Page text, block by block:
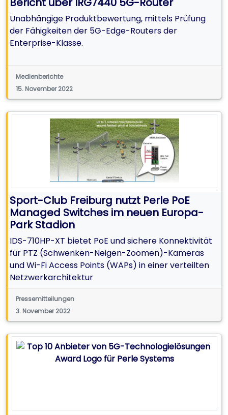
Unabhängige Produktbewertung, mittels Prüfung
der Fähigkeiten der 5G-Edge-Routers der
Enterprise-Klasse.
Medienberichte
15. November 2022
Sport-Club Freiburg nutzt Perle PoE
Managed Switches im neuen Europa-
Park Stadion
IDS-710HP-XT bietet PoE und sichere Konnektivität
für PTZ (Schwenken-Neigen-Zoomen)-Kameras
und Wi-Fi Access Points (WAPs) in einer verteilten
Netzwerkarchitektur
Pressemitteilungen
3. November 2022